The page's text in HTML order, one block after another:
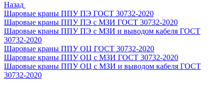
Назад
Шаровые краны ППУ ПЭ ГОСТ 30732-2020
Шаровые краны ППУ ПЭ с МЗИ ГОСТ 30732-2020
Шаровые краны ППУ ПЭ с МЗИ и выводом кабеля ГОСТ
30732-2020
Шаровые краны ППУ ОЦ ГОСТ 30732-2020
Шаровые краны ППУ ОЦ с МЗИ ГОСТ 30732-2020
Шаровые краны ППУ ОЦ с МЗИ и выводом кабеля ГОСТ
30732-2020